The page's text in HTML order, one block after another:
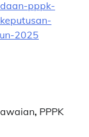
pppk-
2025
, PPPK